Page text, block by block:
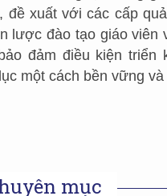
đề xuất với các cấp
lược đào tạo giáo viên
đảm điều kiện triển
một cách bền vững và
mục